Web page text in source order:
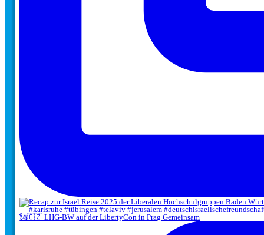
🗽🇨🇿 LHG-BW auf der LibertyCon in Prag Gemeinsam